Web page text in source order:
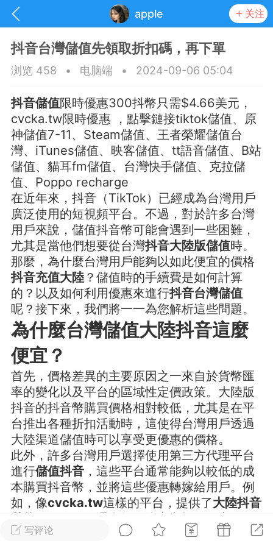
apple 关注
每日任务 签到有奖
华人资讯
阅读洛杉矶新闻
华人论坛
加入社区交流
华人社区信息发布规范》
华人社区账号注册及使用规范》
洛杉矶热点 娱乐八卦 同乡联谊
民宿短租 房屋买卖 商铺转让
写评论
抖音台灣儲值先領取折扣碼，再下單
浏览 458 • 电脑端 • 2024-09-06 05:04
抖音儲值限時優惠300抖幣只需$4.66美元，
cvcka.tw限時優惠 ，點擊鏈接tiktok儲值、 原
神儲值7-11、 Steam儲值、 王者榮耀儲值台
灣、 iTunes儲值、 映客儲值、 tt語音儲值、 B站
儲值、 貓耳fm儲值、 台灣快手儲值、 克拉儲
值、 Poppo recharge
在近年來，抖音（TikTok）已經成為台灣用戶
廣泛使用的短視頻平台。不過，對於許多台灣
用戶來說，儲值抖音幣可能會遇到一些困難，
尤其是當他們想要從台灣抖音大陸版儲值時。
那麼，為什麼台灣用戶能夠以如此便宜的價格
抖音充值大陸？儲值時的手續費是如何計算
的？以及如何利用優惠來進行抖音台灣儲值
呢？接下來，我們將一一為您解析這些問題。
為什麼台灣儲值大陸抖音這麼
便宜？
首先，價格差異的主要原因之一來自於貨幣匯
率的變化以及平台的區域性定價政策。大陸版
抖音的抖音幣購買價格相對較低，尤其是在平
台推出各種折扣活動時，這使得台灣用戶透過
大陸渠道儲值時可以享受更優惠的價格。
此外，許多台灣用戶選擇使用第三方代理平台
進行儲值抖音，這些平台通常能夠以較低的成
本購買抖音幣，並將這些優惠轉嫁給用戶。例
如，像cvcka.tw這樣的平台，提供了大陸抖音
儲值
的服務，且通常能夠比官方渠道便宜不
少。這些平台通過與大陸供應商合作，使用更